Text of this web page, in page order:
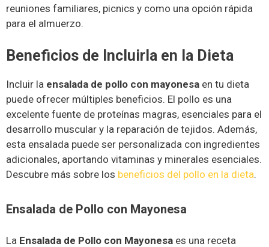
reuniones familiares, picnics y como una opción rápida
para el almuerzo.
Beneficios de Incluirla en la Dieta
Incluir la ensalada de pollo con mayonesa en tu dieta
puede ofrecer múltiples beneficios. El pollo es una
excelente fuente de proteínas magras, esenciales para el
desarrollo muscular y la reparación de tejidos. Además,
esta ensalada puede ser personalizada con ingredientes
adicionales, aportando vitaminas y minerales esenciales.
Descubre más sobre los beneficios del pollo en la dieta.
Ensalada de Pollo con Mayonesa
La Ensalada de Pollo con Mayonesa es una receta